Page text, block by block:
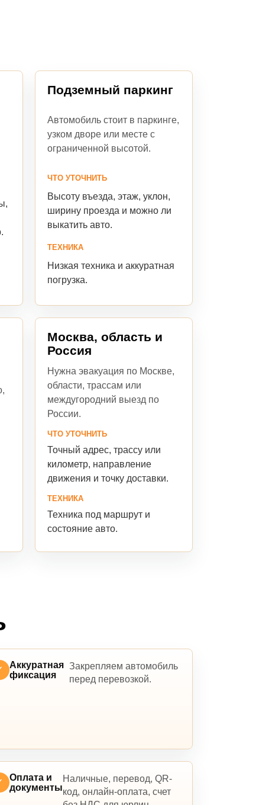
Подземный паркинг
Автомобиль стоит в паркинге,
узком дворе или месте с
ограниченной высотой.
ЧТО УТОЧНИТЬ
Высоту въезда, этаж, уклон,
ширину проезда и можно ли
выкатить авто.
ТЕХНИКА
Низкая техника и аккуратная
погрузка.
Москва, область и
Россия
Нужна эвакуация по Москве,
области, трассам или
междугородний выезд по
России.
ЧТО УТОЧНИТЬ
Точный адрес, трассу или
километр, направление
движения и точку доставки.
ТЕХНИКА
Техника под маршрут и
состояние авто.
Аккуратная
фиксация
Закрепляем автомобиль
перед перевозкой.
Оплата и
документы
Наличные, перевод, QR-
код, онлайн-оплата, счет